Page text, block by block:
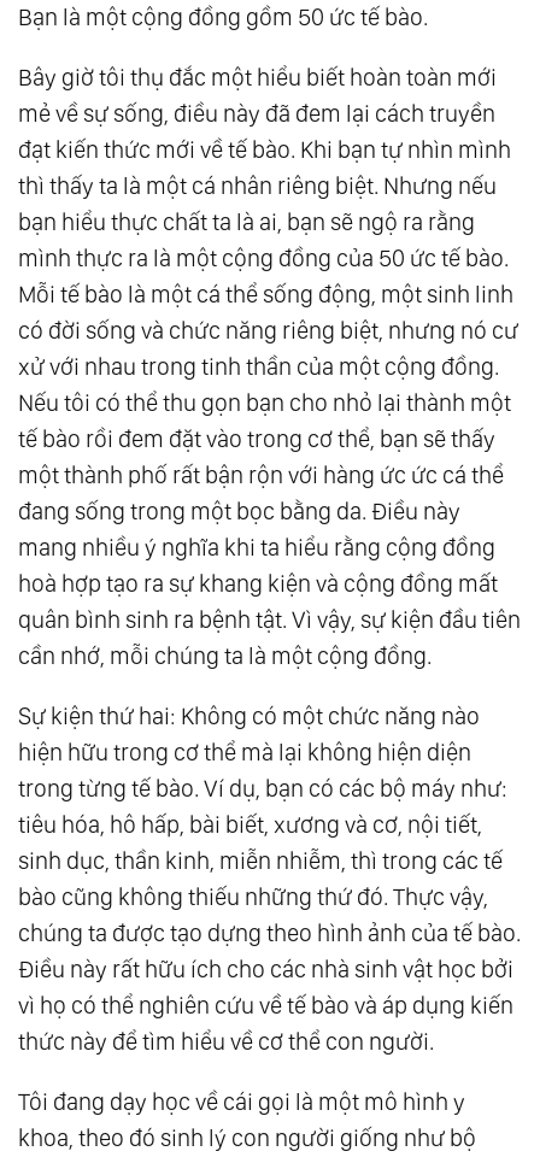
Bạn là một cộng đồng gồm 50 ức tế bào.
Bây giờ tôi thụ đắc một hiểu biết hoàn toàn mới
mẻ về sự sống, điều này đã đem lại cách truyền
đạt kiến thức mới về tế bào. Khi bạn tự nhìn mình
thì thấy ta là một cá nhân riêng biệt. Nhưng nếu
bạn hiểu thực chất ta là ai, bạn sẽ ngộ ra rằng
mình thực ra là một cộng đồng của 50 ức tế bào.
Mỗi tế bào là một cá thể sống động, một sinh linh
có đời sống và chức năng riêng biệt, nhưng nó cư
xử với nhau trong tinh thần của một cộng đồng.
Nếu tôi có thể thu gọn bạn cho nhỏ lại thành một
tế bào rồi đem đặt vào trong cơ thể, bạn sẽ thấy
một thành phố rất bận rộn với hàng ức ức cá thể
đang sống trong một bọc bằng da. Ðiều này
mang nhiều ý nghĩa khi ta hiểu rằng cộng đồng
hoà hợp tạo ra sự khang kiện và cộng đồng mất
quân bình sinh ra bệnh tật. Vì vậy, sự kiện đầu tiên
cần nhớ, mỗi chúng ta là một cộng đồng.
Sự kiện thứ hai: Không có một chức năng nào
hiện hữu trong cơ thể mà lại không hiện diện
trong từng tế bào. Ví dụ, bạn có các bộ máy như:
tiêu hóa, hô hấp, bài biết, xương và cơ, nội tiết,
sinh dục, thần kinh, miễn nhiễm, thì trong các tế
bào cũng không thiếu những thứ đó. Thực vậy,
chúng ta được tạo dựng theo hình ảnh của tế bào.
Điều này rất hữu ích cho các nhà sinh vật học bởi
vì họ có thể nghiên cứu về tế bào và áp dụng kiến
thức này để tìm hiểu về cơ thể con người.
Tôi đang dạy học về cái gọi là một mô hình y
khoa, theo đó sinh lý con người giống như bộ